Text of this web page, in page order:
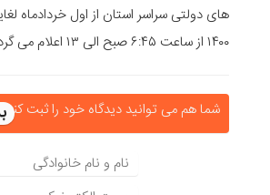
۱۴۰۰ از ساعت ۶:۴۵ صبح الی ۱۳ اعلام می گردد.
شما هم می توانید دیدگاه خود را ثبت کنید